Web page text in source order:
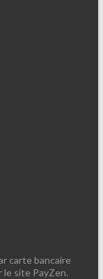
carte bancaire
site PayZen.